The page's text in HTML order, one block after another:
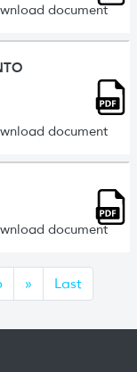
document
document
document
» Siguiente
Last